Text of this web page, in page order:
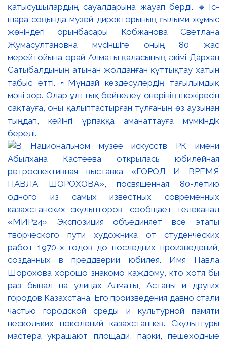
қатысушылардың сауалдарына жауап берді. 🔹Іс-
шара соңында музей директорының ғылыми жұмыс
жөніндегі орынбасары Кобжанова Светлана
Жумасултановна мүсіншіге оның 80 жас
мерейтойына орай Алматы қаласының әкімі Дархан
Сатыбалдының атынан жолданған құттықтау хатын
табыс етті. ▫️Мұндай кездесулердің тағылымдық
мәні зор. Олар ұлттық бейнелеу өнерінің шежіресін
сақтауға, оны қалыптастырған тұлғаның өз аузынан
тыңдап, кейінгі ұрпаққа аманаттауға мүмкіндік
береді.